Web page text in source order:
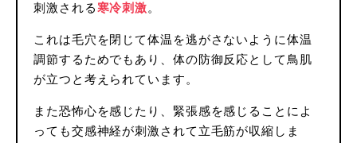
刺激される寒冷刺激。
これは毛穴を閉じて体温を逃がさないように体温
調節するためでもあり、体の防御反応として鳥肌
が立つと考えられています。
また恐怖心を感じたり、緊張感を感じることによ
っても交感神経が刺激されて立毛筋が収縮しま